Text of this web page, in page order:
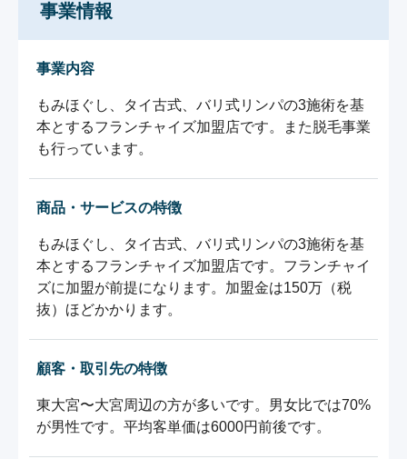
事業情報
事業内容
もみほぐし、タイ古式、バリ式リンパの3施術を基
本とするフランチャイズ加盟店です。また脱毛事業
も行っています。
商品・サービスの特徴
もみほぐし、タイ古式、バリ式リンパの3施術を基
本とするフランチャイズ加盟店です。フランチャイ
ズに加盟が前提になります。加盟金は150万（税
抜）ほどかかります。
顧客・取引先の特徴
東大宮〜大宮周辺の方が多いです。男女比では70%